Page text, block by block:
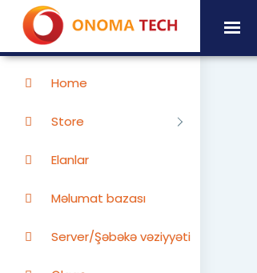
Home
Store
Elanlar
Məlumat bazası
Server/Şəbəkə vəziyyəti